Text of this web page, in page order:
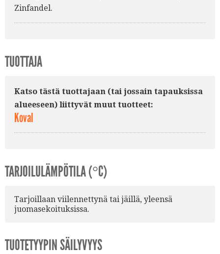
Zinfandel.
TUOTTAJA
Katso tästä tuottajaan (tai jossain tapauksissa
alueeseen) liittyvät muut tuotteet:
Koval
TARJOILULÄMPÖTILA (°C)
Tarjoillaan viilennettynä tai jäillä, yleensä
juomasekoituksissa.
TUOTETYYPIN SÄILYVYYS